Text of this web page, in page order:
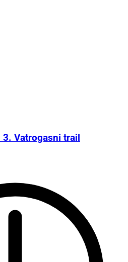
3. Vatrogasni trail